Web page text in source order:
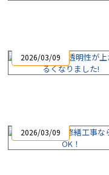
2026/03/09
2026/03/09